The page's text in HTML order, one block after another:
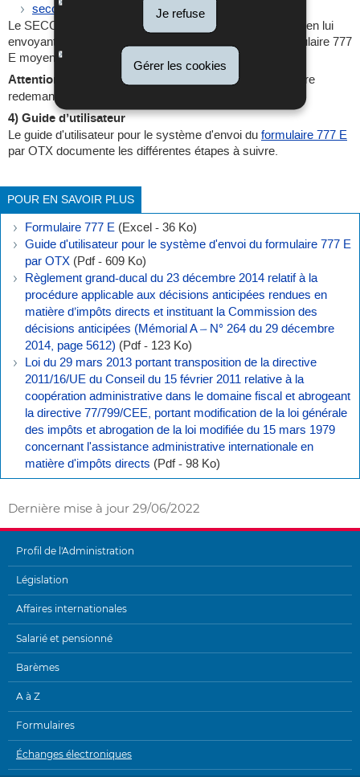
Je refuse
Gérer les cookies
seccda@co.etat.lu
Le SECCDA répondra au demandeur ou son mandataire en lui
envoyant une invitation de chargement sécurisé du formulaire 777
E moyennant l’outil OTX.
Attention
: Cette invitation expire après 15 jours et doit être
redemandée en cas de non utilisation.
4) Guide d’utilisateur
Le guide d'utilisateur pour le système d'envoi du formulaire 777 E
par OTX documente les différentes étapes à suivre.
POUR EN SAVOIR PLUS
Formulaire 777 E (Excel - 36 Ko)
Guide d'utilisateur pour le système d'envoi du formulaire 777 E
par OTX (Pdf - 609 Ko)
Règlement grand-ducal du 23 décembre 2014 relatif à la
procédure applicable aux décisions anticipées rendues en
matière d’impôts directs et instituant la Commission des
décisions anticipées (Mémorial A – N° 264 du 29 décembre
2014, page 5612) (Pdf - 123 Ko)
Loi du 29 mars 2013 portant transposition de la directive
2011/16/UE du Conseil du 15 février 2011 relative à la
coopération administrative dans le domaine fiscal et abrogeant
la directive 77/799/CEE, portant modification de la loi générale
des impôts et abrogation de la loi modifiée du 15 mars 1979
concernant l'assistance administrative internationale en
matière d'impôts directs (Pdf - 98 Ko)
Dernière mise à jour 29/06/2022
MENU
DE
NAVIGATION
Profil de l'Administration
Législation
Affaires internationales
Salarié et pensionné
Barèmes
A à Z
Formulaires
Échanges électroniques